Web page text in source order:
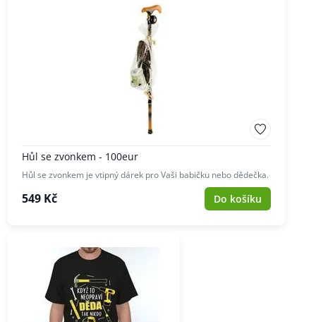
Hůl se zvonkem - 100eur
Hůl se zvonkem je vtipný dárek pro Vaši babičku nebo dědečka.
549 Kč Do košíku